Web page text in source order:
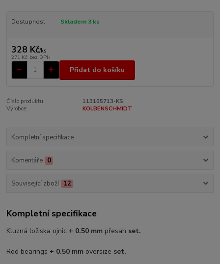
Dostupnost Skladem 3 ks
328 Kč/ks
271 Kč bez DPH
Přidat do košíku
Číslo produktu:
113105713-KS
Výrobce:
KOLBENSCHMIDT
Kompletní specifikace
Komentáře 0
Související zboží 12
Kompletní specifikace
Kluzná ložiska ojnic + 0.50 mm přesah set.
Rod bearings + 0.50 mm oversize set.